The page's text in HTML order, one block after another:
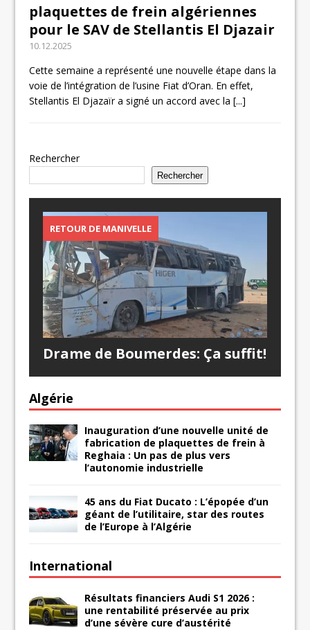
plaquettes de frein algériennes
pour le SAV de Stellantis El Djazair
10.12.2025
Cette semaine a représenté une nouvelle étape dans la
voie de l’intégration de l’usine Fiat d’Oran. En effet,
Stellantis El Djazaïr a signé un accord avec la[...]
Rechercher
Rechercher
RETOUR DE MANIVELLE
Drame de Boumerdes: Ça suffit!
Algérie
Inauguration d’une nouvelle unité de
fabrication de plaquettes de frein à
Reghaia : Un pas de plus vers
l’autonomie industrielle
45 ans du Fiat Ducato : L’épopée d’un
géant de l’utilitaire, star des routes
de l’Europe à l’Algérie
International
Résultats financiers Audi S1 2026 :
une rentabilité préservée au prix
d’une sévère cure d’austérité